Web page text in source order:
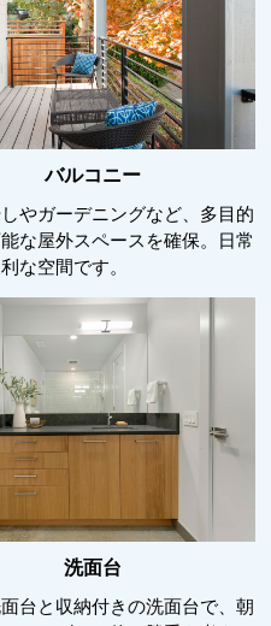
バルコニー
やガーデニングなど、多目的
な屋外スペースを確保。日常
な空間です。
洗面台
台と収納付きの洗面台で、朝